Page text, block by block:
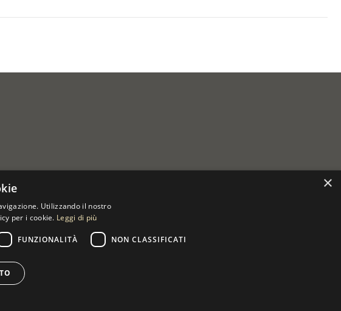
×
Utilizzando il nostro
per i cookie. Leggi di più
FUNZIONALITÀ NON CLASSIFICATI